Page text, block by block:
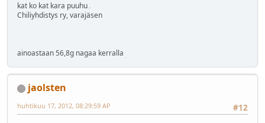
kat ko kat kara puuhu
Chiliyhdistys ry, varajäsen
ainoastaan 56,8g nagaa kerralla
jaolsten
#12
huhtikuu 17, 2012, 08:29:59 AP